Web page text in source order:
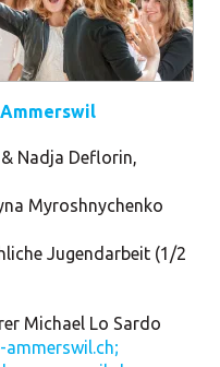
Nadja Deflorin,
Myroshnychenko
Jugendarbeit (1/2
Michael Lo Sardo